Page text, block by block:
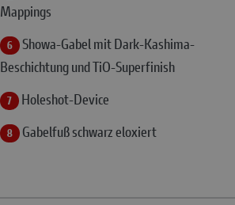
Mappings
6 Showa-Gabel mit Dark-Kashima-
Beschichtung und TiO-Superfinish
7 Holeshot-Device
8 Gabelfuß schwarz eloxiert